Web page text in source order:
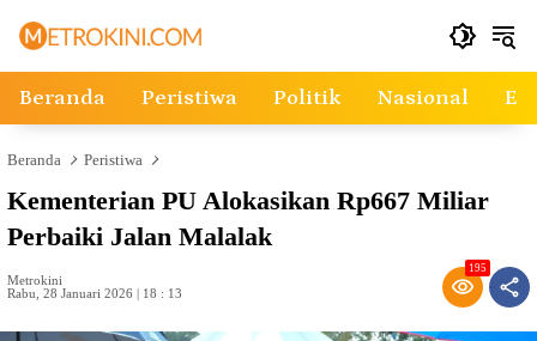
Beranda Peristiwa Politik Nasional
Beranda Peristiwa
Kementerian PU Alokasikan Rp667 Miliar
Perbaiki Jalan Malalak
Metrokini
Rabu, 28 Januari 2026 | 18 : 13
195